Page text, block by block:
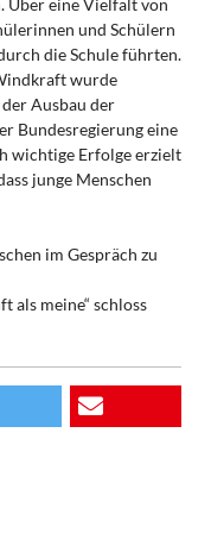
Über eine Vielfalt von
und Schülern
die Schule führten.
wurde
Ausbau der
Bundesregierung eine
wichtige Erfolge erzielt
junge Menschen
im Gespräch zu
als meine“ schloss